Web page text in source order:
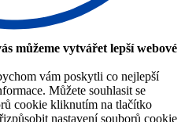
můžeme vytvářet lepší webové
vám poskytli co nejlepší
Můžete souhlasit se
cookie kliknutím na tlačítko
nastavení souborů cookie